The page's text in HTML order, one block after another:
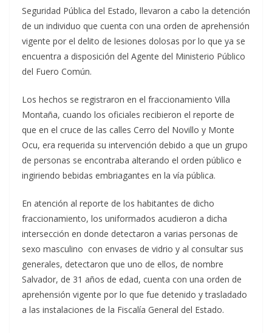
Seguridad Pública del Estado, llevaron a cabo la detención
de un individuo que cuenta con una orden de aprehensión
vigente por el delito de lesiones dolosas por lo que ya se
encuentra a disposición del Agente del Ministerio Público
del Fuero Común.
Los hechos se registraron en el fraccionamiento Villa
Montaña, cuando los oficiales recibieron el reporte de
que en el cruce de las calles Cerro del Novillo y Monte
Ocu, era requerida su intervención debido a que un grupo
de personas se encontraba alterando el orden público e
ingiriendo bebidas embriagantes en la vía pública.
En atención al reporte de los habitantes de dicho
fraccionamiento, los uniformados acudieron a dicha
intersección en donde detectaron a varias personas de
sexo masculino con envases de vidrio y al consultar sus
generales, detectaron que uno de ellos, de nombre
Salvador, de 31 años de edad, cuenta con una orden de
aprehensión vigente por lo que fue detenido y trasladado
a las instalaciones de la Fiscalía General del Estado.